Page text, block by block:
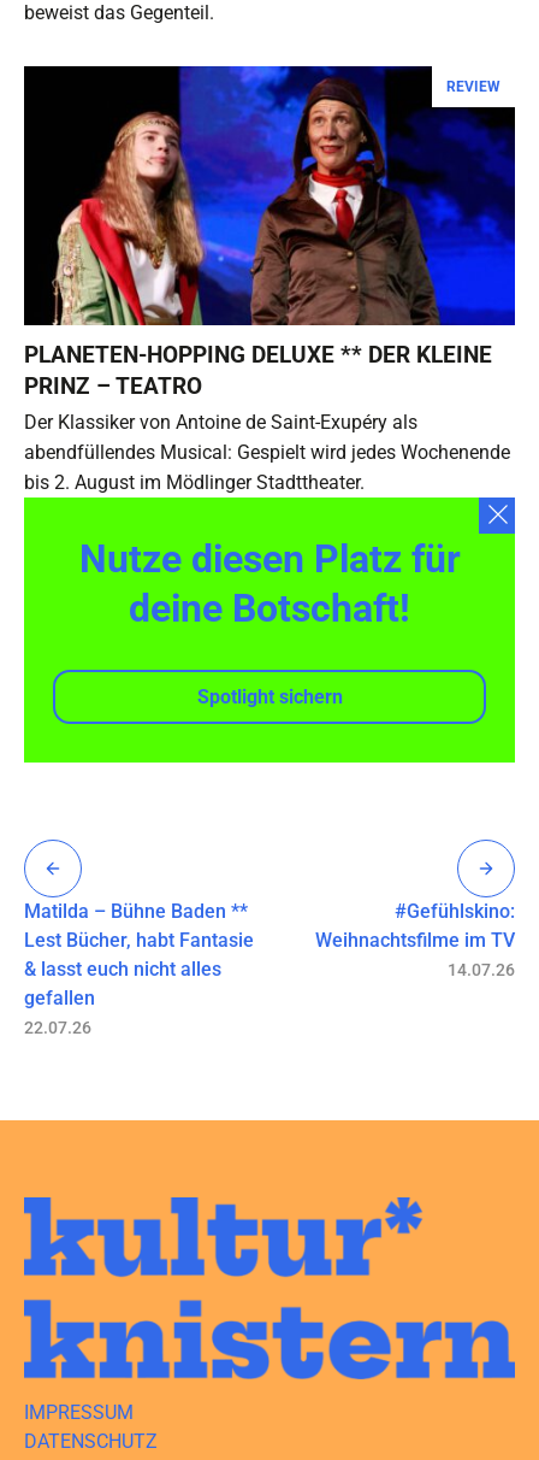
beweist das Gegenteil.
REVIEW
PLANETEN-HOPPING DELUXE ** DER KLEINE
PRINZ – TEATRO
Der Klassiker von Antoine de Saint-Exupéry als
abendfüllendes Musical: Gespielt wird jedes Wochenende
bis 2. August im Mödlinger Stadttheater.
Nutze diesen Platz für
deine Botschaft!
Spotlight sichern
Matilda – Bühne Baden **
Lest Bücher, habt Fantasie
& lasst euch nicht alles
gefallen
22.07.26
#Gefühlskino:
Weihnachtsfilme im TV
14.07.26
IMPRESSUM
DATENSCHUTZ